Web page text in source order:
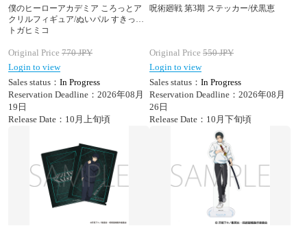
僕のヒーローアカデミア ころっとア
クリルフィギュア/ぬいパル すきっぷ
トガヒミコ
Original Price 770JPY
Login to view
Sales status： In Progress
Reservation Deadline：2026年08月
19日
Release Date：10月上旬頃
呪術廻戦 第3期 ステッカー/伏黒恵
Original Price 550JPY
Login to view
Sales status： In Progress
Reservation Deadline：2026年08月
26日
Release Date：10月下旬頃